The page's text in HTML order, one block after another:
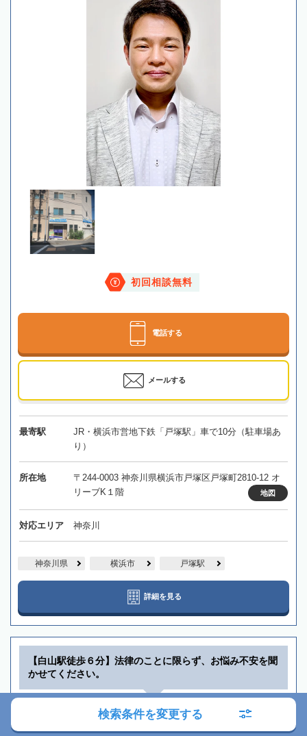
初回相談無料
電話する
メールする
最寄駅
JR・横浜市営地下鉄「戸塚駅」車で10分（駐車場あ
り）
所在地
〒244-0003 神奈川県横浜市戸塚区戸塚町2810-12 オ
リーブK１階
地図
対応エリア 神奈川
神奈川県 横浜市 戸塚駅
詳細を見る
【白山駅徒歩６分】法律のことに限らず、お悩み不安を聞
かせてください。
さわべ総合司法書士事務所
検索条件を変更する